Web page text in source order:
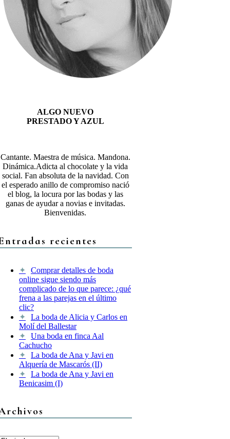
ALGO NUEVO
PRESTADO Y AZUL
Cantante. Maestra de música. Mandona.
Dinámica.Adicta al chocolate y la vida
social. Fan absoluta de la navidad. Con
el esperado anillo de compromiso nació
el blog, la locura por las bodas y las
ganas de ayudar a novias e invitadas.
Bienvenidas.
recientes
Comprar detalles de boda
online sigue siendo más
complicado de lo que parece: ¿qué
frena a las parejas en el último
clic?
La boda de Alicia y Carlos en
Molí del Ballestar
Una boda en finca Aal
Cachucho
La boda de Ana y Javi en
Alquería de Mascarós (II)
La boda de Ana y Javi en
Benicasim (I)